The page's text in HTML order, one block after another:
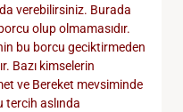
verebilirsiniz. Burada
olup olmamasıdır.
bu borcu geciktirmeden
Bazı kimselerin
ve Bereket mevsiminde
aslında